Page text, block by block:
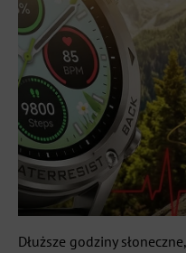
Dłuższe godziny